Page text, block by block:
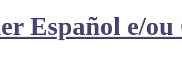
Español e/ou